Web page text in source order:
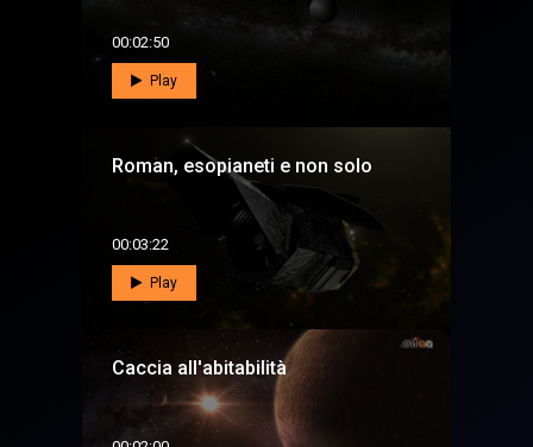
00:02:50
Play
Roman, esopianeti e non solo
00:03:22
Play
Caccia all'abitabilità